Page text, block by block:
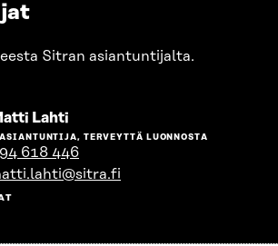
Sitran asiantuntijalta.
Lahti
henkilön
sivulle
TERVEYTTÄ LUONNOSTA
618 446